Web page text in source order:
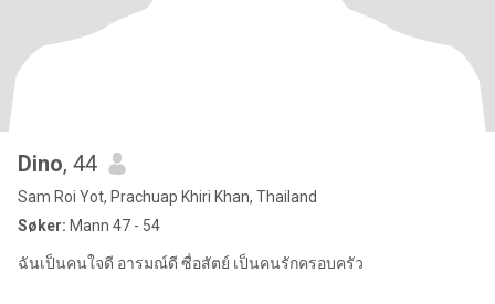
Dino, 44
Sam Roi Yot, Prachuap Khiri Khan, Thailand
Søker: Mann 47 - 54
ฉันเป็นคนใจดี อารมณ์ดี ซื่อสัตย์ เป็นคนรักครอบครัว